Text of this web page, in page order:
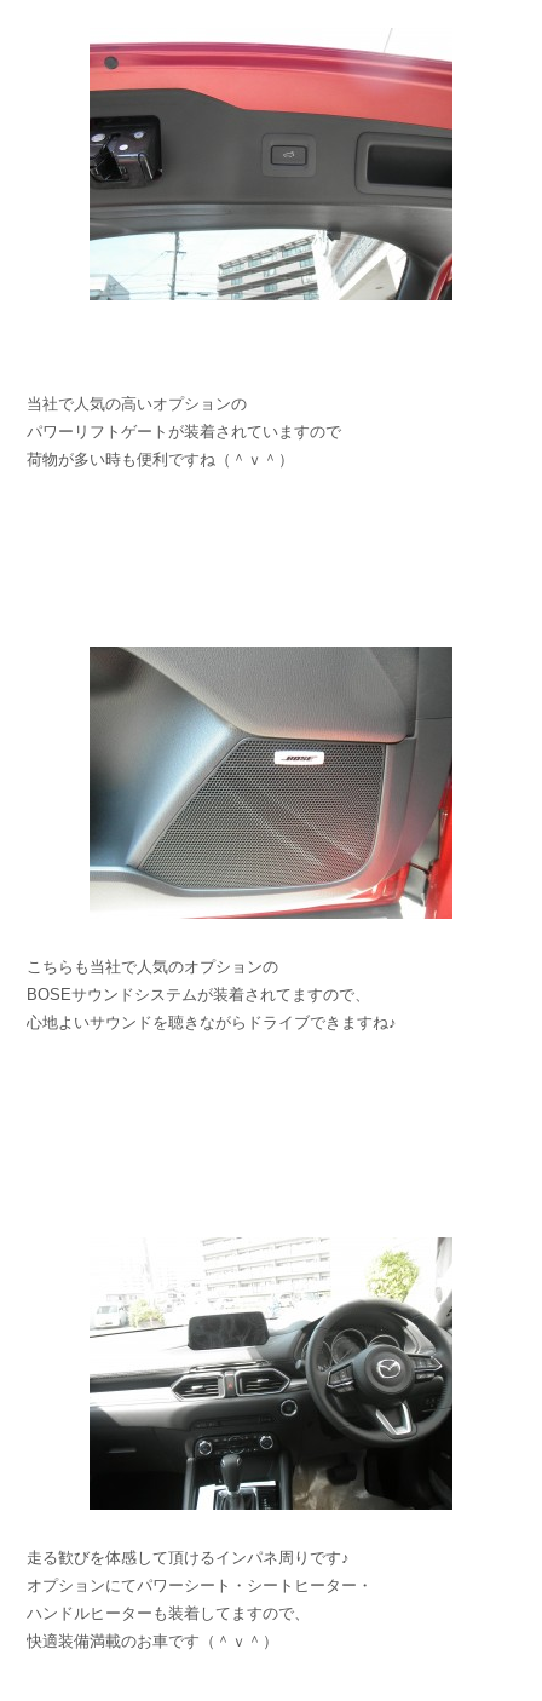
当社で人気の高いオプションの
パワーリフトゲートが装着されていますので
荷物が多い時も便利ですね（＾ｖ＾）
こちらも当社で人気のオプションの
BOSEサウンドシステムが装着されてますので、
心地よいサウンドを聴きながらドライブできますね♪
走る歓びを体感して頂けるインパネ周りです♪
オプションにてパワーシート・シートヒーター・
ハンドルヒーターも装着してますので、
快適装備満載のお車です（＾ｖ＾）